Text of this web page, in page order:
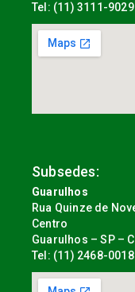
Tel: (11) 3111-9029
Subsedes:
Guarulhos
Rua Quinze de
Centro
Guarulhos – SP –
Tel: (11) 2468-0018